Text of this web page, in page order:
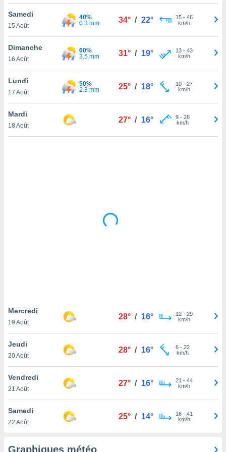
votre
à
en
le
notre
que
et que
Samedi
15 Août
40%
0.3 mm
34° / 22° 15- 46
km/h
Dimanche
16 Août
60%
3.5 mm
31° / 19° 13- 43
km/h
Lundi
17 Août
50%
2.3 mm
25° / 18° 10- 27
km/h
Mardi
18 Août
27° / 16° 9- 28
km/h
Mercredi
19 Août
28° / 16° 12- 29
km/h
Jeudi
20 Août
28° / 16° 6- 22
km/h
Vendredi
21 Août
27° / 16° 21 - 44
km/h
Samedi
22 Août
25° / 14° 16- 41
km/h
Graphiques météo